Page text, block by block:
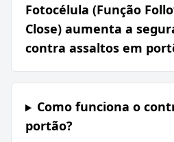
Fotocélula (Função
Close) aumenta a
contra assaltos em
Como funciona o
portão?